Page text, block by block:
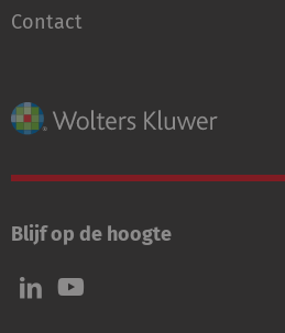
Contact
Blijf op de hoogte
Volg
ons
Volg
ons